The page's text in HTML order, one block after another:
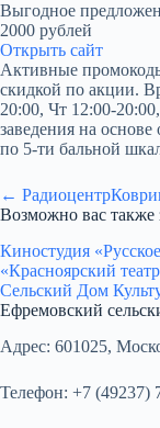
Выгодное
2000 рублей
Открыть сайт
Активные
скидкой по акции.
20:00, Чт 12:00-
заведения на основе
по 5-ти бальной
← Радиоцентр
Возможно вас также
Киностудия
«Красноярский
Сельский Дом
Ефремовский
Адрес: 601025,
Телефон: +7 (49237)